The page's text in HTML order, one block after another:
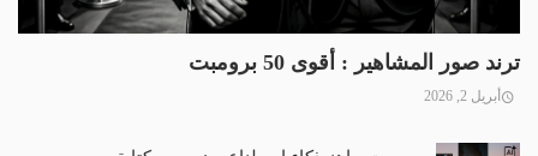
ترند صور المشاهير : أقوى 50 برومبت
أبريل 2, 2026